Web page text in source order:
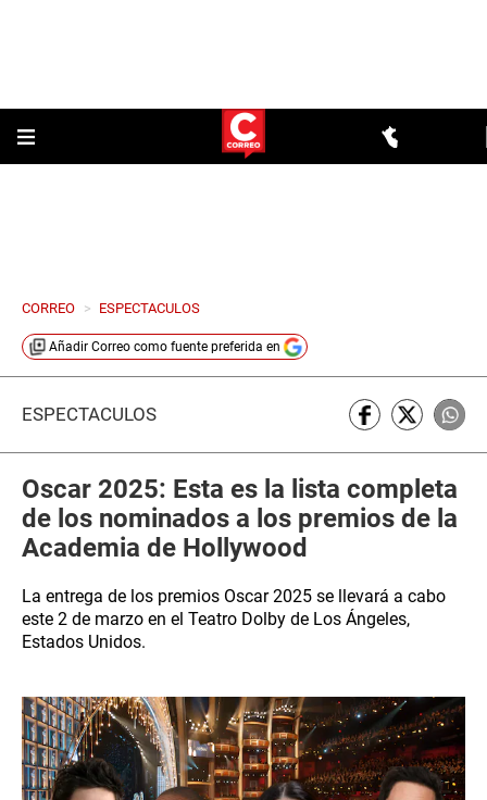
CORREO > ESPECTACULOS
Añadir Correo como fuente preferida en
ESPECTÁCULOS
Oscar 2025: Esta es la lista completa
de los nominados a los premios de la
Academia de Hollywood
La entrega de los premios Oscar 2025 se llevará a cabo
este 2 de marzo en el Teatro Dolby de Los Ángeles,
Estados Unidos.